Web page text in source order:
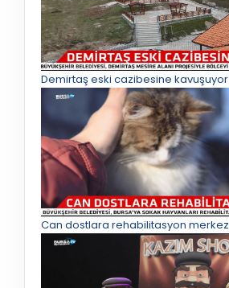
Demirtaş eski cazibesine kavuşuyor
Can dostlara rehabilitasyon